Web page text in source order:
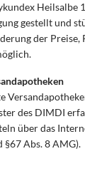
Heilsalbe
gestellt und
der Preise,
des DIMDI
über das
§67 Abs. 8 AMG).